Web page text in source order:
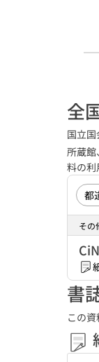
全
国立
所蔵
料の
その
書
この